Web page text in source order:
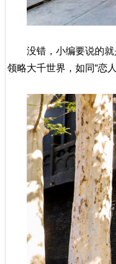
没错，小编要说的
领略大千世界，如同“恋